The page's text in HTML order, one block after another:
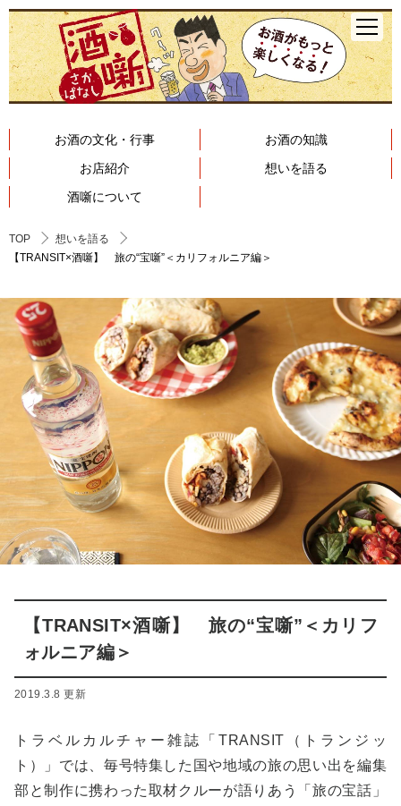
お酒の文化・行事
お酒の知識
お店紹介
想いを語る
酒噺について
TOP
想いを語る
【TRANSIT×酒噺】 旅の“宝噺”＜カリフォルニア編＞
【TRANSIT×酒噺】 旅の“宝噺”＜カリフ
ォルニア編＞
2019.3.8 更新
トラベルカルチャー雑誌「TRANSIT（トランジッ
ト）」では、毎号特集した国や地域の旅の思い出を編集
部と制作に携わった取材クルーが語りあう「旅の宝話」